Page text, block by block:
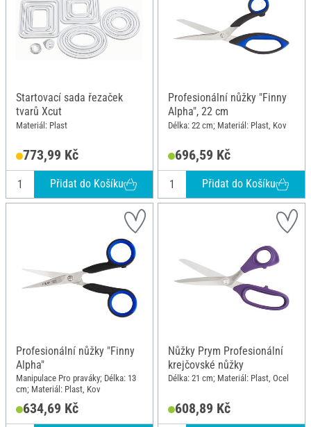
Startovací sada řezaček
tvarů Xcut
Materiál: Plast
773,99 Kč
Přidat do Košíku
Profesionální nůžky "Finny
Alpha", 22 cm
Délka: 22 cm; Materiál: Plast, Kov
696,59 Kč
Přidat do Košíku
Profesionální nůžky "Finny
Alpha"
Manipulace Pro praváky; Délka: 13
cm; Materiál: Plast, Kov
634,69 Kč
Nůžky Prym Profesionální
krejčovské nůžky
Délka: 21 cm; Materiál: Plast, Ocel
608,89 Kč